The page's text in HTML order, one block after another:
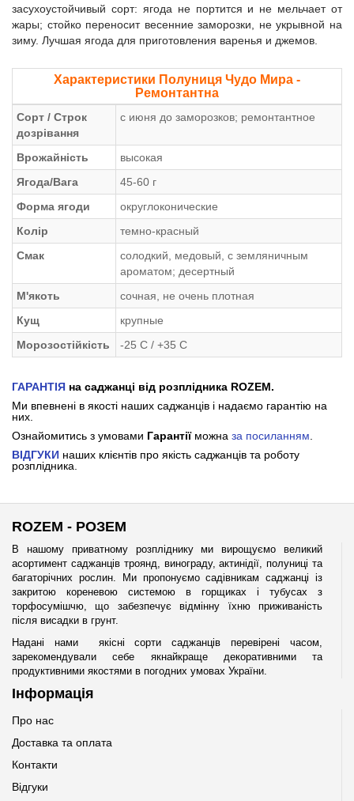
засухоустойчивый сорт: ягода не портится и не мельчает от
жары; стойко переносит весенние заморозки, не укрывной на
зиму. Лучшая ягода для приготовления варенья и джемов.
Характеристики Полуниця Чудо Мира -
Ремонтантна
Сорт / Строк
дозрівання
с июня до заморозков; ремонтантное
Врожайність
высокая
Ягода/Вага
45-60 г
Форма ягоди
округлоконические
Колір
темно-красный
Смак
солодкий, медовый, с земляничным
ароматом; десертный
М'якоть
сочная, не очень плотная
Кущ
крупные
Морозостійкість
-25 С / +35 С
ГАРАНТІЯ на саджанці від розплідника ROZEM.
Ми впевнені в якості наших саджанців і надаємо гарантію на
них.
Ознайомитись з умовами Гарантії можна за посиланням
ВІДГУКИ наших клієнтів про якість саджанців та роботу
розплідника.
ROZEM - РОЗЕМ
В нашому приватному розпліднику ми вирощуємо великий
асортимент саджанців троянд, винограду, актинідії, полуниці та
багаторічних рослин. Ми пропонуємо садівникам саджанці із
закритою кореневою системою в горщиках і тубусах з
торфосумішчю, що забезпечує відмінну їхню приживаність
після висадки в грунт.
Надані нами якісні сорти саджанців перевірені часом,
зарекомендували себе якнайкраще декоративними та
продуктивними якостями в погодних умовах України.
Інформація
Про нас
Доставка та оплата
Контакти
Відгуки